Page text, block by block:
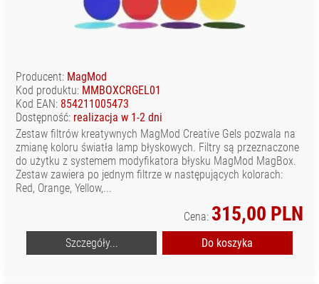
Producent: MagMod
Kod produktu: MMBOXCRGEL01
Kod EAN: 854211005473
Dostępność: realizacja w 1-2 dni
Zestaw filtrów kreatywnych MagMod Creative Gels pozwala na
zmianę koloru światła lamp błyskowych. Filtry są przeznaczone
do użytku z systemem modyfikatora błysku MagMod MagBox.
Zestaw zawiera po jednym filtrze w następujących kolorach:
Red, Orange, Yellow,...
Cena: 315,00 PLN
Szczegóły... Do koszyka